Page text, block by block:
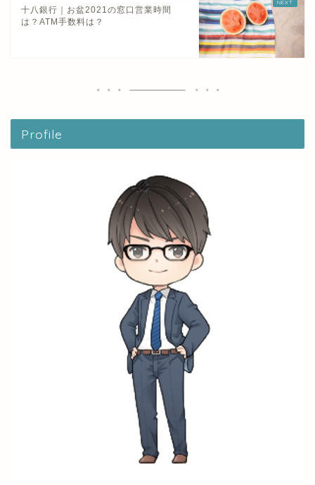
十八銀行｜お盆2021の窓口営業時間
は？ATM手数料は？
Profile